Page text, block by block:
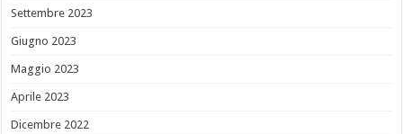
Settembre 2023
Giugno 2023
Maggio 2023
Aprile 2023
Dicembre 2022